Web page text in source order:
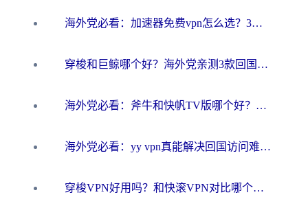
海外党必看：加速器免费vpn怎么选？3步教你无缝访问国内资源
穿梭和巨鲸哪个好？海外党亲测3款回国加速器，教你避开90%的坑
海外党必看：斧牛和快帆TV版哪个好？3分钟选对回国加速器，无缝刷B站、追热剧
海外党必看：yy vpn真能解决回国访问难题？附云极initap测评+免费方案对比
穿梭VPN好用吗？和快滚VPN对比哪个回国效果更好？海外党选回国加速器必看指南